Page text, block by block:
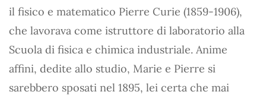
il fisico e matematico Pierre Curie (1859-1906),
che lavorava come istruttore di laboratorio alla
Scuola di fisica e chimica industriale. Anime
affini, dedite allo studio, Marie e Pierre si
sarebbero sposati nel 1895, lei certa che mai